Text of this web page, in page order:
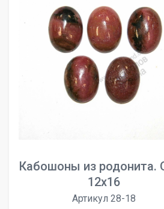
Кабошоны из родонита.
12х16
Артикул 28-18